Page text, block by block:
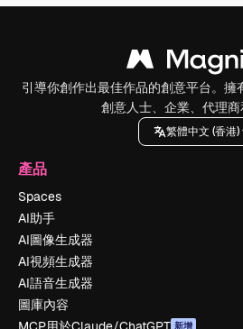
引導你創作出最佳作品的創意平台。擁
創意人士、企業、代理商
繁體中文 (香港)
產品
Spaces
AI助手
AI圖像生成器
AI視頻生成器
AI語音生成器
圖庫內容
新增